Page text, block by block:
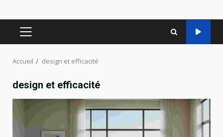
MENU
Accueil design et efficacité
design et efficacité